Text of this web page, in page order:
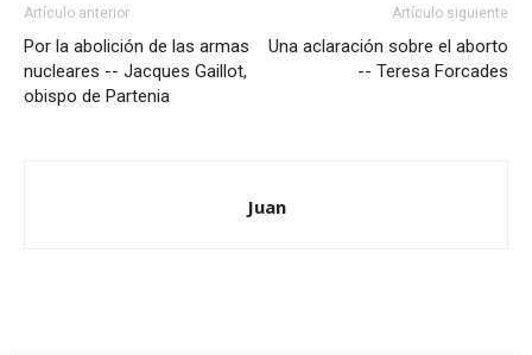
Artículo anterior
Por la abolición de las armas
nucleares -- Jacques Gaillot,
obispo de Partenia
Artículo siguiente
Una aclaración sobre el aborto
-- Teresa Forcades
Juan